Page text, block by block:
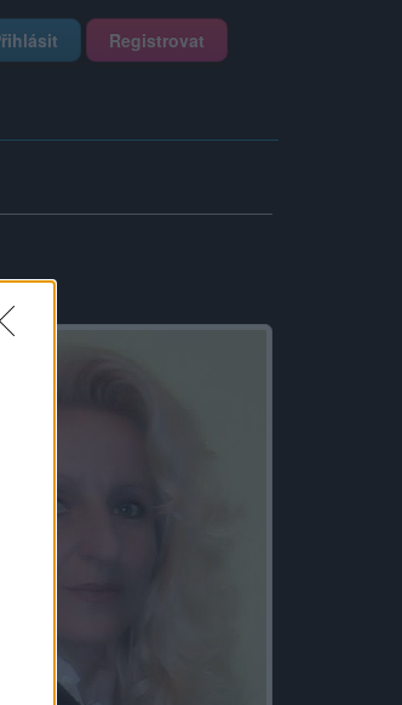
Registrovat